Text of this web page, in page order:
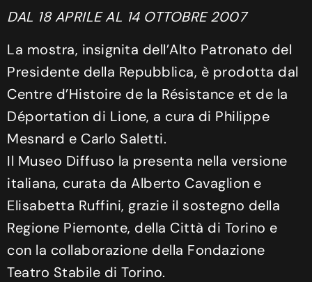
DAL 18 APRILE AL 14 OTTOBRE 2007
La mostra, insignita dell’Alto Patronato del
Presidente della Repubblica, è prodotta dal
Centre d’Histoire de la Résistance et de la
Déportation di Lione, a cura di Philippe
Mesnard e Carlo Saletti.
Il Museo Diffuso la presenta nella versione
italiana, curata da Alberto Cavaglion e
Elisabetta Ruffini, grazie il sostegno della
Regione Piemonte, della Città di Torino e
con la collaborazione della Fondazione
Teatro Stabile di Torino.